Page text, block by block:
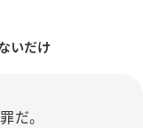
いだけ
だ。